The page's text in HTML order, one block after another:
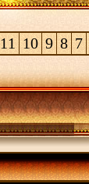
7
8
9
10
11